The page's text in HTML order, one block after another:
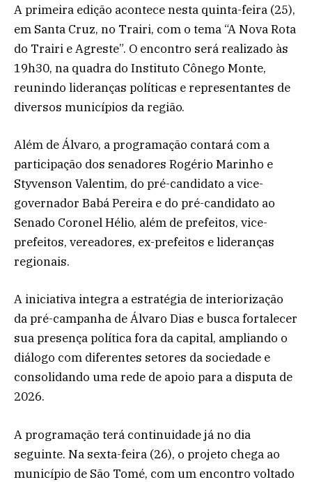
A primeira edição acontece nesta quinta-feira (25),
em Santa Cruz, no Trairi, com o tema “A Nova Rota
do Trairi e Agreste”. O encontro será realizado às
19h30, na quadra do Instituto Cônego Monte,
reunindo lideranças políticas e representantes de
diversos municípios da região.
Além de Álvaro, a programação contará com a
participação dos senadores Rogério Marinho e
Styvenson Valentim, do pré-candidato a vice-
governador Babá Pereira e do pré-candidato ao
Senado Coronel Hélio, além de prefeitos, vice-
prefeitos, vereadores, ex-prefeitos e lideranças
regionais.
A iniciativa integra a estratégia de interiorização
da pré-campanha de Álvaro Dias e busca fortalecer
sua presença política fora da capital, ampliando o
diálogo com diferentes setores da sociedade e
consolidando uma rede de apoio para a disputa de
2026.
A programação terá continuidade já no dia
seguinte. Na sexta-feira (26), o projeto chega ao
município de São Tomé, com um encontro voltado